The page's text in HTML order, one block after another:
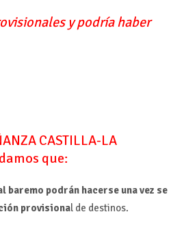
y podría haber
CASTILLA-LA
que:
baremo podrán hacerse una vez se
provisional de destinos.